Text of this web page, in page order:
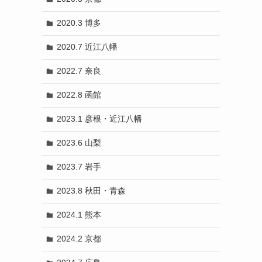
2020.3 博多
2020.7 近江八幡
2022.7 奈良
2022.8 函館
2023.1 彦根・近江八幡
2023.6 山梨
2023.7 岩手
2023.8 秋田・青森
2024.1 熊本
2024.2 京都